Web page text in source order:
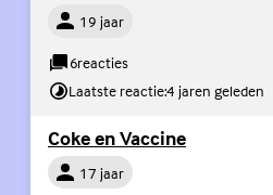
Persoon19 jaar
6reacties
Laatste reactie:4 jaren geleden
Coke en Vaccine
Persoon17 jaar